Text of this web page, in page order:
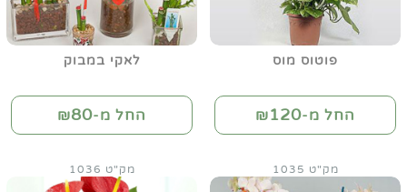
פוטוס מוס
החל מ-₪120
לאקי במבוק
החל מ-₪80
מק"ט 1035 מק"ט 1036